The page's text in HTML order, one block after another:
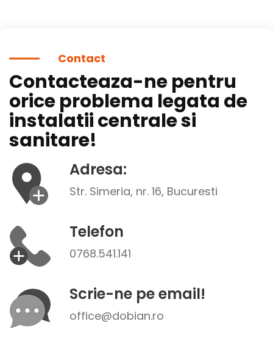
Contact
Contacteaza-ne pentru
orice problema legata de
instalatii centrale si
sanitare!
Adresa:
Str. Simeria, nr. 16, Bucuresti
Telefon
0768.541.141
Scrie-ne pe email!
office@dobian.ro